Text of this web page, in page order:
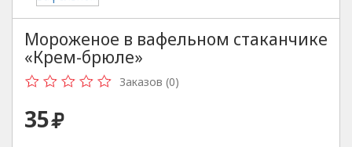
Мороженое в вафельном стаканчике
«Крем-брюле»
Заказов (0)
35